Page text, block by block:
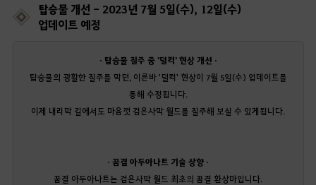
탑승물 개선 - 2023년 7월 5일(수), 12일(수)
업데이트 예정
· 탑승물 질주 중 '덜컥' 현상 개선 ·
탑승물의 광활한 질주를 막던, 이른바 '덜컥' 현상이 7월 5일(수) 업데이트를
통해 수정됩니다.
이제 내리막 길에서도 마음껏 검은사막 월드를 질주해 보실 수 있게됩니다.
· 꿈결 아두아나트 기술 상향 ·
꿈결 아두아나트는 검은사막 월드 최초의 꿈결 환상마입니다.